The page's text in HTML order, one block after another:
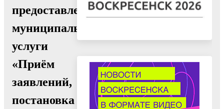
предоставления
муниципальной
услуги
«Приём
заявлений,
постановка